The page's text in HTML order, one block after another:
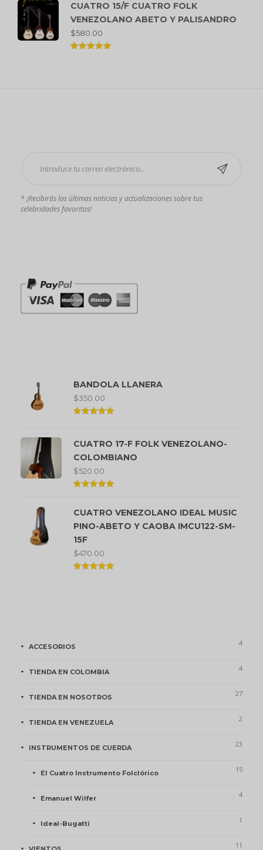
CUATRO 15/F CUATRO FOLK
VENEZOLANO ABETO Y PALISANDRO
$580.00
* ¡Recibirás las últimas noticias y actualizaciones sobre tus
celebridades favoritas!
BANDOLA LLANERA
$350.00
5.00
de 5
CUATRO 17-F FOLK VENEZOLANO-
COLOMBIANO
$520.00
5.00
CUATRO VENEZOLANO IDEAL MUSIC
PINO-ABETO Y CAOBA IMCU122-SM-
15F
$470.00
ACCESORIOS 4
TIENDA EN COLOMBIA 4
TIENDA EN NOSOTROS 27
TIENDA EN VENEZUELA 2
INSTRUMENTOS DE CUERDA 23
El Cuatro Instrumento Folclórico 15
Emanuel Wilfer 4
Ideal-Bugatti 1
11